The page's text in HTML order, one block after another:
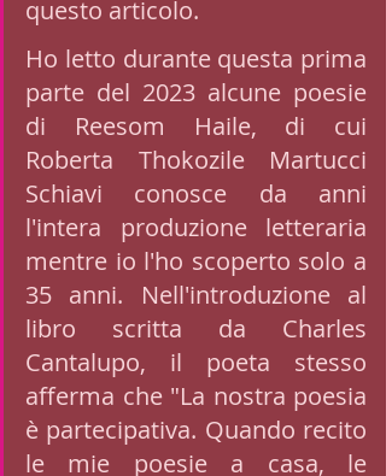
questo articolo.
Ho letto durante questa prima
parte del 2023 alcune poesie
di Reesom Haile, di cui
Roberta Thokozile Martucci
Schiavi conosce da anni
l'intera produzione letteraria
mentre io l'ho scoperto solo a
35 anni. Nell'introduzione al
libro scritta da Charles
Cantalupo, il poeta stesso
afferma che "La nostra poesia
è partecipativa. Quando recito
le mie poesie a casa, le